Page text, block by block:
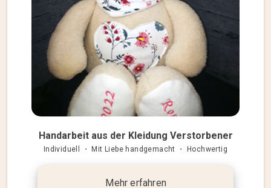
Handarbeit aus der Kleidung Verstorbener
Individuell ・ Mit Liebe handgemacht ・ Hochwertig
Mehr erfahren